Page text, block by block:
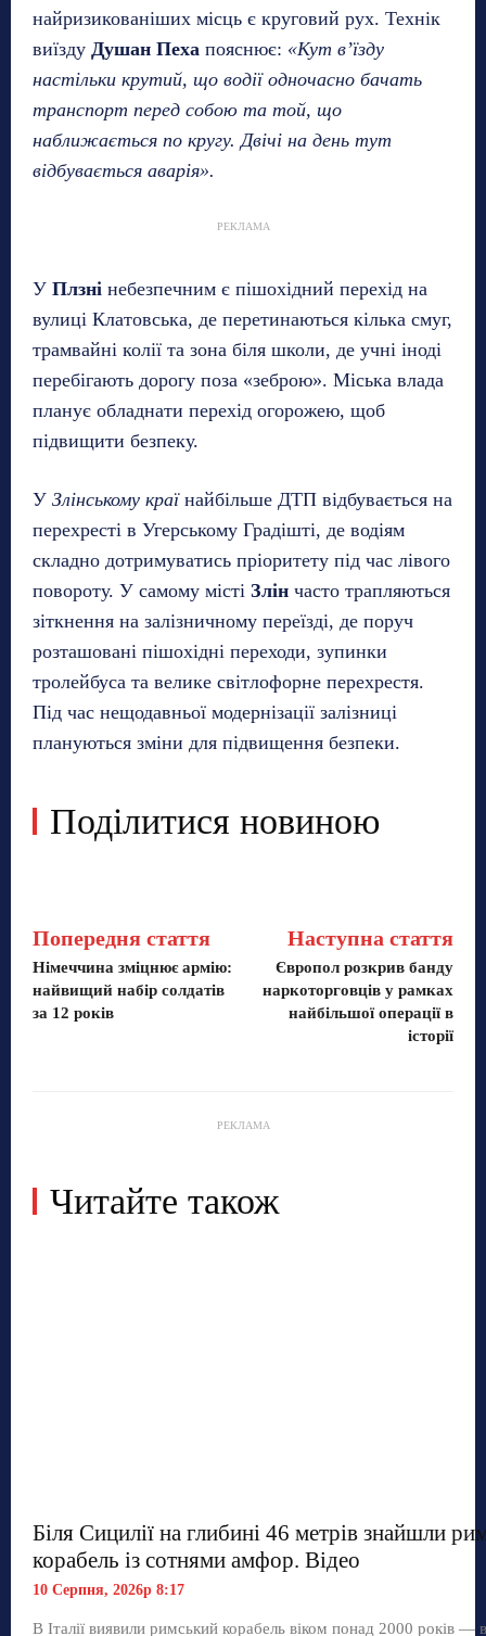
найризикованіших місць є круговий рух. Технік
виїзду Душан Пеха пояснює: «Кут в’їзду
настільки крутий, що водії одночасно бачать
транспорт перед собою та той, що
наближається по кругу. Двічі на день тут
відбувається аварія».
РЕКЛАМА
У Плзні небезпечним є пішохідний перехід на
вулиці Клатовська, де перетинаються кілька смуг,
трамвайні колії та зона біля школи, де учні іноді
перебігають дорогу поза «зеброю». Міська влада
планує обладнати перехід огорожею, щоб
підвищити безпеку.
У Злінському країнайбільше ДТП відбувається на
перехресті в Угерському Градішті, де водіям
складно дотримуватись пріоритету під час лівого
повороту. У самому місті Злін часто трапляються
зіткнення на залізничному переїзді, де поруч
розташовані пішохідні переходи, зупинки
тролейбуса та велике світлофорне перехрестя.
Під час нещодавньої модернізації залізниці
плануються зміни для підвищення безпеки.
Поділитися новиною
Попередня стаття
Німеччина зміцнює армію:
найвищий набір солдатів
за 12 років
Наступна стаття
Європол розкрив банду
наркоторговців у рамках
найбільшої операції в
історії
РЕКЛАМА
Читайте також
Біля Сицилії на глибині 46 метрів знайшли
корабель із сотнями амфор. Відео
10 Серпня, 2026р 8:17
В Італії виявили римський корабель віком понад 2000 років —